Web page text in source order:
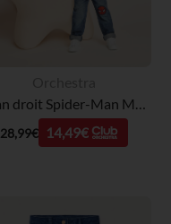
Jean droit Spider-Man Marvel garçon
28,99€ 14,49€